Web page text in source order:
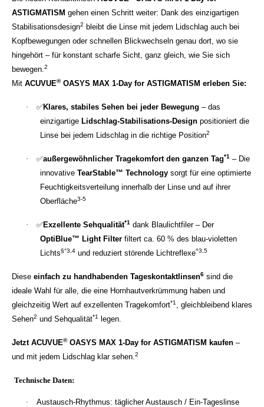
ASTIGMATISM gehen einen Schritt weiter: Dank des einzigartigen
Stabilisationsdesign2 bleibt die Linse mit jedem Lidschlag auch bei
Kopfbewegungen oder schnellen Blickwechseln genau dort, wo sie
hingehört – für konstant scharfe Sicht, ganz gleich, wie Sie sich
bewegen. 2
Mit ACUVUE®OASYS MAX 1-Day for ASTIGMATISM erleben Sie:
· ✅Klares, stabiles Sehen bei jeder Bewegung – das
einzigartige Lidschlag-Stabilisations-Design positioniert die
Linse bei jedem Lidschlag in die richtige Position2
· ✅außergewöhnlicher Tragekomfort den ganzen Tag*1 – Die
innovative TearStable™ Technology sorgt für eine optimierte
Feuchtigkeitsverteilung innerhalb der Linse und auf ihrer
Oberfläche3-5
· ✅Exzellente Sehqualität*1 dank Blaulichtfiler – Der
OptiBlue™ Light Filter filtert ca. 60 % des blau-violetten
Lichts§°3,4 und reduziert störende Lichtreflexe^3,5
Diese einfach zu handhabenden Tageskontaktlinsen6 sind die
ideale Wahl für alle, die eine Hornhautverkrümmung haben und
gleichzeitig Wert auf exzellenten Tragekomfort*1
, gleichbleibend klares
Sehen2 und Sehqualität*1 legen.
Jetzt ACUVUE®OASYS MAX 1-Day for ASTIGMATISM kaufen –
und mit jedem Lidschlag klar sehen. 2
Technische Daten:
·
Austausch-Rhythmus: täglicher Austausch / Ein-Tageslinse